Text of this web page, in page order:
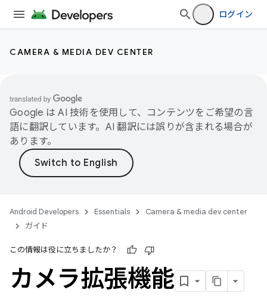
ログイン
CAMERA & MEDIA DEV CENTER
Google は AI 技術を使用して、コンテンツをご希望の言
語に翻訳しています。AI 翻訳には誤りが含まれる場合が
あります。
Android Developers Essentials
Camera & media dev center
ガイド
この情報は役に立ちましたか？
カメラ拡張機能